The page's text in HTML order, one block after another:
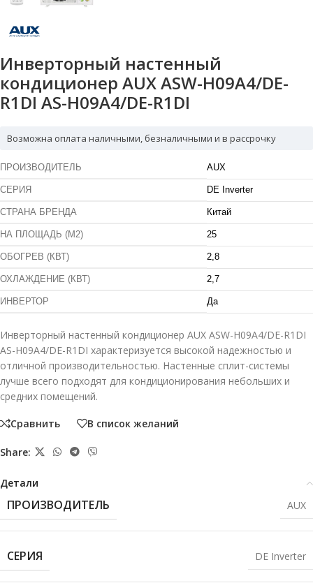
Инверторный настенный
кондиционер AUX ASW-H09A4/DE-
R1DI AS-H09A4/DE-R1DI
Возможна оплата наличными, безналичными и в рассрочку
ПРОИЗВОДИТЕЛЬ AUX
СЕРИЯ DE Inverter
СТРАНА БРЕНДА Китай
НА ПЛОЩАДЬ (М2) 25
ОБОГРЕВ (КВТ) 2,8
ОХЛАЖДЕНИЕ (КВТ) 2,7
ИНВЕРТОР Да
Инверторный настенный кондиционер AUX ASW-H09A4/DE-R1DI
AS-H09A4/DE-R1DI характеризуется высокой надежностью и
отличной производительностью. Настенные сплит-системы
лучше всего подходят для кондиционирования небольших и
средних помещений.
Сравнить В список желаний
Share:
Детали
ПРОИЗВОДИТЕЛЬ AUX
СЕРИЯ DE Inverter